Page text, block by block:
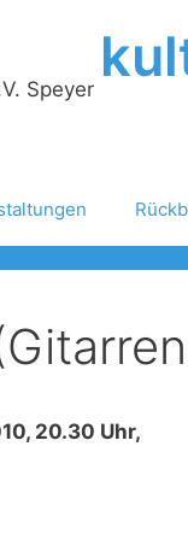
20.30 Uhr,